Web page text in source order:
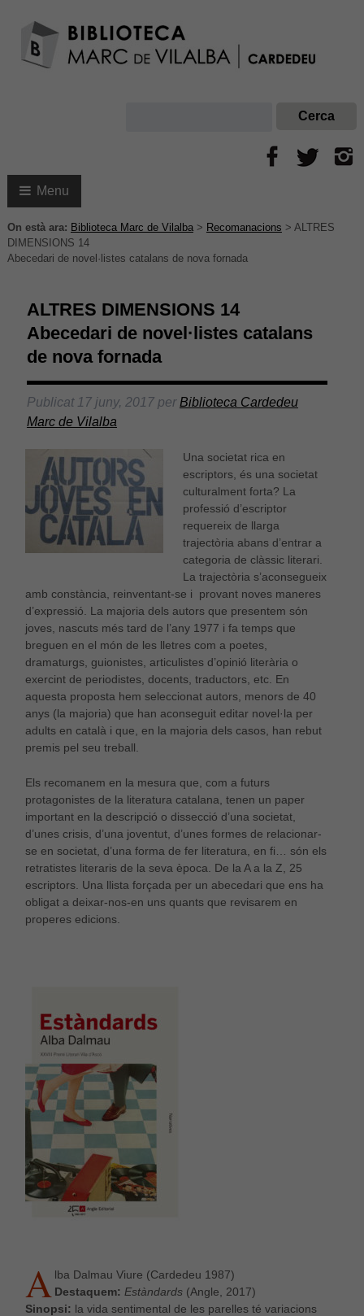
Menu
On està ara: Biblioteca Marc de Vilalba> Recomanacions > ALTRES
DIMENSIONS 14
Abecedari de novel·listes catalans de nova fornada
ALTRES DIMENSIONS 14
Abecedari de novel·listes catalans
de nova fornada
Publicat 17 juny, 2017perBiblioteca Cardedeu
Marc de Vilalba
Una societat rica en
escriptors, és una societat
culturalment forta? La
professió d’escriptor
requereix de llarga
trajectòria abans d’entrar a
categoria de clàssic literari.
La trajectòria s’aconsegueix
amb constància, reinventant-se i provant noves maneres
d’expressió. La majoria dels autors que presentem són
joves, nascuts més tard de l’any 1977 i fa temps que
breguen en el món de les lletres com a poetes,
dramaturgs, guionistes, articulistes d’opinió literària o
exercint de periodistes, docents, traductors, etc. En
aquesta proposta hem seleccionat autors, menors de 40
anys (la majoria) que han aconseguit editar novel·la per
adults en català i que, en la majoria dels casos, han rebut
premis pel seu treball.
Els recomanem en la mesura que, com a futurs
protagonistes de la literatura catalana, tenen un paper
important en la descripció o dissecció d’una societat,
d’unes crisis, d’una joventut, d’unes formes de relacionar-
se en societat, d’una forma de fer literatura, en fi… són els
retratistes literaris de la seva època. De la A a la Z, 25
escriptors. Una llista forçada per un abecedari que ens ha
obligat a deixar-nos-en uns quants que revisarem en
properes edicions.
A lba Dalmau Viure (Cardedeu 1987)
Destaquem: Estàndards (Angle, 2017)
Sinopsi: la vida sentimental de les parelles té variacions